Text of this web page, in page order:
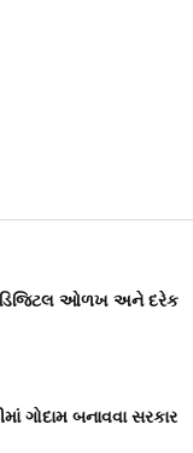
ડિજિટલ ઓળખ અને દરેક
ગોદામ બનાવવા સરકાર